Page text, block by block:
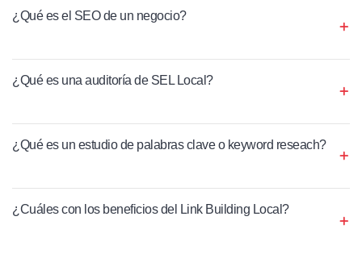
¿Qué es el SEO de un negocio?
¿Qué es una auditoría de SEL Local?
¿Qué es un estudio de palabras clave o keyword reseach?
¿Cuáles con los beneficios del Link Building Local?